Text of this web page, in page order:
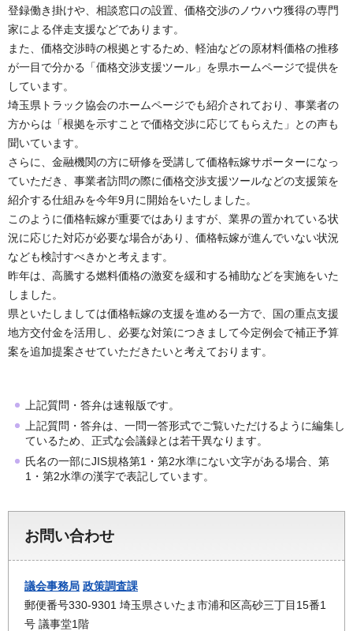
登録働き掛けや、相談窓口の設置、価格交渉のノウハウ獲得の専門
家による伴走支援などであります。
また、価格交渉時の根拠とするため、軽油などの原材料価格の推移
が一目で分かる「価格交渉支援ツール」を県ホームページで提供を
しています。
埼玉県トラック協会のホームページでも紹介されており、事業者の
方からは「根拠を示すことで価格交渉に応じてもらえた」との声も
聞いています。
さらに、金融機関の方に研修を受講して価格転嫁サポーターになっ
ていただき、事業者訪問の際に価格交渉支援ツールなどの支援策を
紹介する仕組みを今年9月に開始をいたしました。
このように価格転嫁が重要ではありますが、業界の置かれている状
況に応じた対応が必要な場合があり、価格転嫁が進んでいない状況
なども検討すべきかと考えます。
昨年は、高騰する燃料価格の激変を緩和する補助などを実施をいた
しました。
県といたしましては価格転嫁の支援を進める一方で、国の重点支援
地方交付金を活用し、必要な対策につきまして今定例会で補正予算
案を追加提案させていただきたいと考えております。
上記質問・答弁は速報版です。
上記質問・答弁は、一問一答形式でご覧いただけるように編集し
ているため、正式な会議録とは若干異なります。
氏名の一部にJIS規格第1・第2水準にない文字がある場合、第
1・第2水準の漢字で表記しています。
お問い合わせ
議会事務局 政策調査課
郵便番号330-9301 埼玉県さいたま市浦和区高砂三丁目15番1
号 議事堂1階